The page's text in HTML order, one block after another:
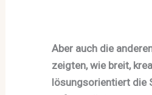
Aber auch die
zeigten, wie breit,
lösungsorientiert die